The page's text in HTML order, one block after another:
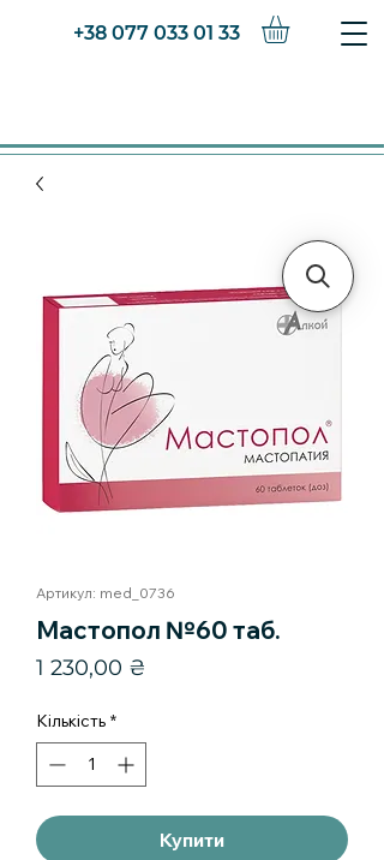
+38 077 033 01 33
Артикул: med_0736
Мастопол №60 таб.
1 230,00 ₴
Кількість *
Купити